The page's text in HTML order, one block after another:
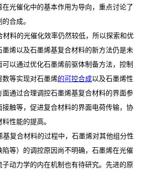
光催化中的基本作用为导向，重点讨论了
合成。
材料的光催化效率仍然较低，所以探索和优
烯以及石墨烯基复合材料的新方法仍是未
以通过优化石墨烯前驱体制备方法，控制
数等实现对石墨烯的可控合成以及石墨烯性
面通过合理调控石墨烯基复合材料的界面参
触等，促进复合材料的界面电荷传输，协
性能的提高。
基复合材料的过程中，石墨烯对其他组分性
陷等）的调控原因尚不明确，石墨烯在光催
动力学的内在机制也有待研究。先进的原